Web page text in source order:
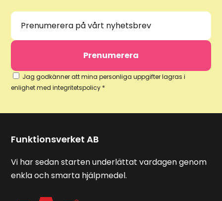
Jag godkänner att mina personliga uppgifter lagras i
enlighet med integritetspolicy *
Funktionsverket AB
Vi har sedan starten underlättat vardagen genom
enkla och smarta hjälpmedel.